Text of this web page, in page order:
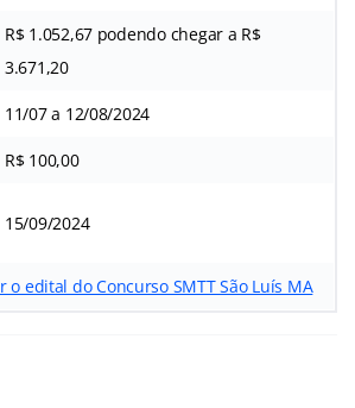
R$ 1.052,67 podendo chegar a R$
3.671,20
11/07 a 12/08/2024
R$ 100,00
15/09/2024
edital do Concurso SMTT São Luís MA